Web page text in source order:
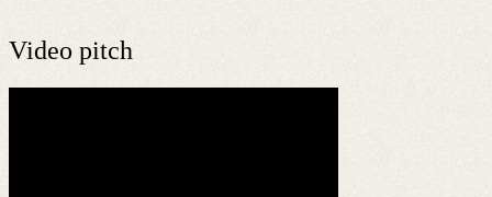
Video pitch